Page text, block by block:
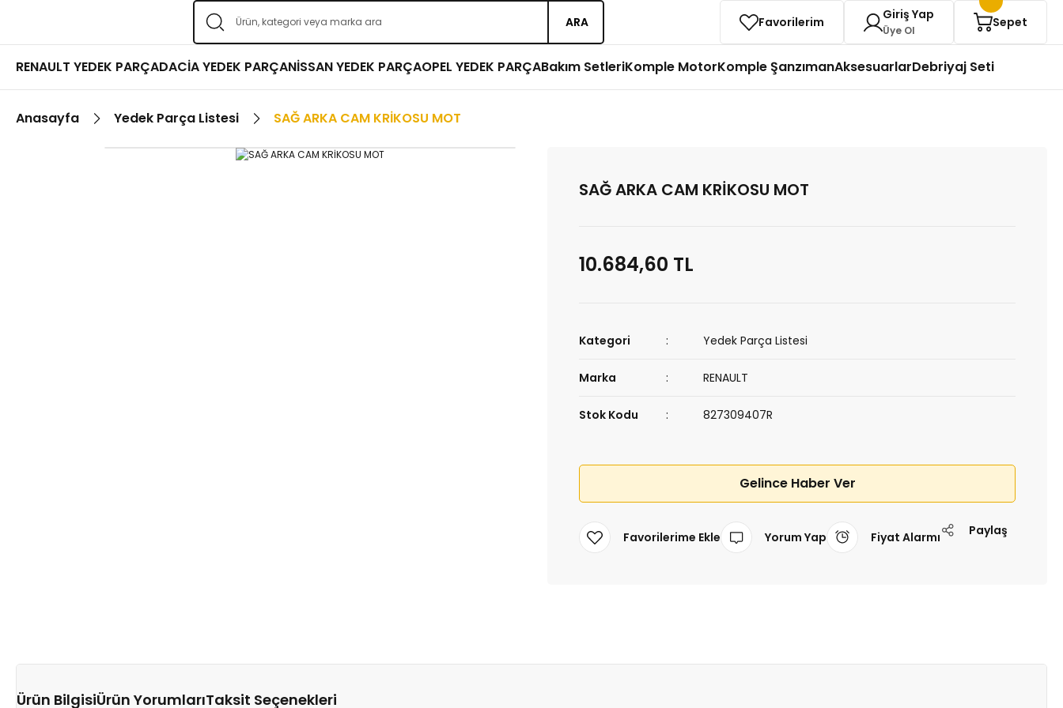
ARA Favorilerim Giriş Yap
Üye Ol
Sepet
RENAULT YEDEK PARÇADACİA YEDEK PARÇANİSSAN YEDEK PARÇAOPEL YEDEK PARÇABakım SetleriKomple MotorKomple ŞanzımanAksesuarlarDebriyaj Seti
Anasayfa Yedek Parça Listesi SAĞ ARKA CAM KRİKOSU MOT
SAĞ ARKA CAM KRİKOSU MOT
10.684,60 TL
Kategori Yedek Parça Listesi
Marka RENAULT
Stok Kodu 827309407R
Gelince Haber Ver
Yorum Yap Fiyat Alarmı Paylaş
Ürün BilgisiÜrün YorumlarıTaksit Seçenekleri